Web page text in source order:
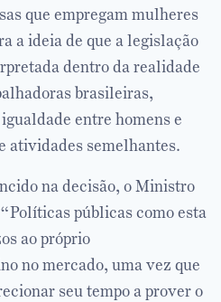
que empregam mulheres
a ideia de que a legislação
dentro da realidade
brasileiras,
entre homens e
atividades semelhantes.
na decisão, o Ministro
públicas como esta
ao próprio
no mercado, uma vez que
seu tempo a prover o